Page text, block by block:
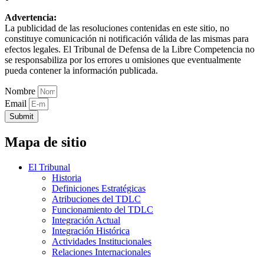
Advertencia:
La publicidad de las resoluciones contenidas en este sitio, no
constituye comunicación ni notificación válida de las mismas para
efectos legales. El Tribunal de Defensa de la Libre Competencia no
se responsabiliza por los errores u omisiones que eventualmente
pueda contener la información publicada.
Nombre
Email
Submit
Mapa de sitio
El Tribunal
Historia
Definiciones Estratégicas
Atribuciones del TDLC
Funcionamiento del TDLC
Integración Actual
Integración Histórica
Actividades Institucionales
Relaciones Internacionales